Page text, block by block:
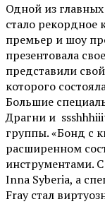
Одной из
стало рекордное
премьер и шоу
презентовала
представили
которого
Большие
Драгни и
группы. «Бонд с
расширенном
инструментами.
Inna Syberia, а
Fray стал